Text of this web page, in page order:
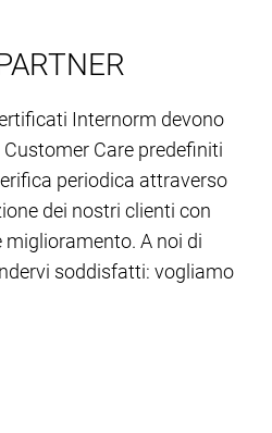
Internorm devono
Care predefiniti
periodica attraverso
dei nostri clienti con
miglioramento. A noi di
soddisfatti: vogliamo